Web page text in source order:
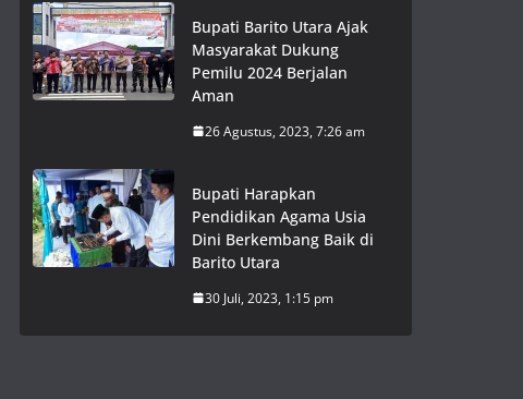
Bupati Barito Utara Ajak
Masyarakat Dukung
Pemilu 2024 Berjalan
Aman
26 Agustus, 2023, 7:26 am
Bupati Harapkan
Pendidikan Agama Usia
Dini Berkembang Baik di
Barito Utara
30 Juli, 2023, 1:15 pm